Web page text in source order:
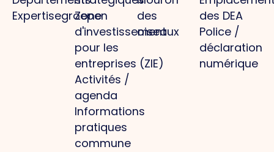
Expertisegroepen
Zone
d'investissement
pour les
entreprises (ZIE)
Activités /
agenda
Informations
pratiques
commune
des
oiseaux
des DEA
Police /
déclaration
numérique